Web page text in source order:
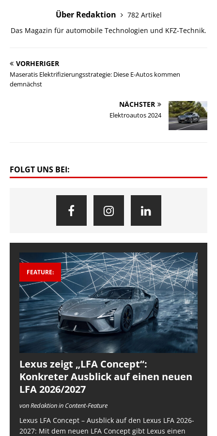
Über Redaktion
782 Artikel
Das Magazin für automobile Technologien und KFZ-Technik.
VORHERIGER
Maseratis Elektrifizierungsstrategie: Diese E-Autos kommen
demnächst
NÄCHSTER
Elektroautos 2024
FOLGT UNS BEI:
FEATURE:
Lexus zeigt „LFA Concept“:
Konkreter Ausblick auf einen neuen
LFA 2026/2027
von Redaktion in Content-Feature
Lexus LFA Concept – Ausblick auf den Lexus LFA 2026-
2027: Mit dem neuen LFA Concept gibt Lexus einen